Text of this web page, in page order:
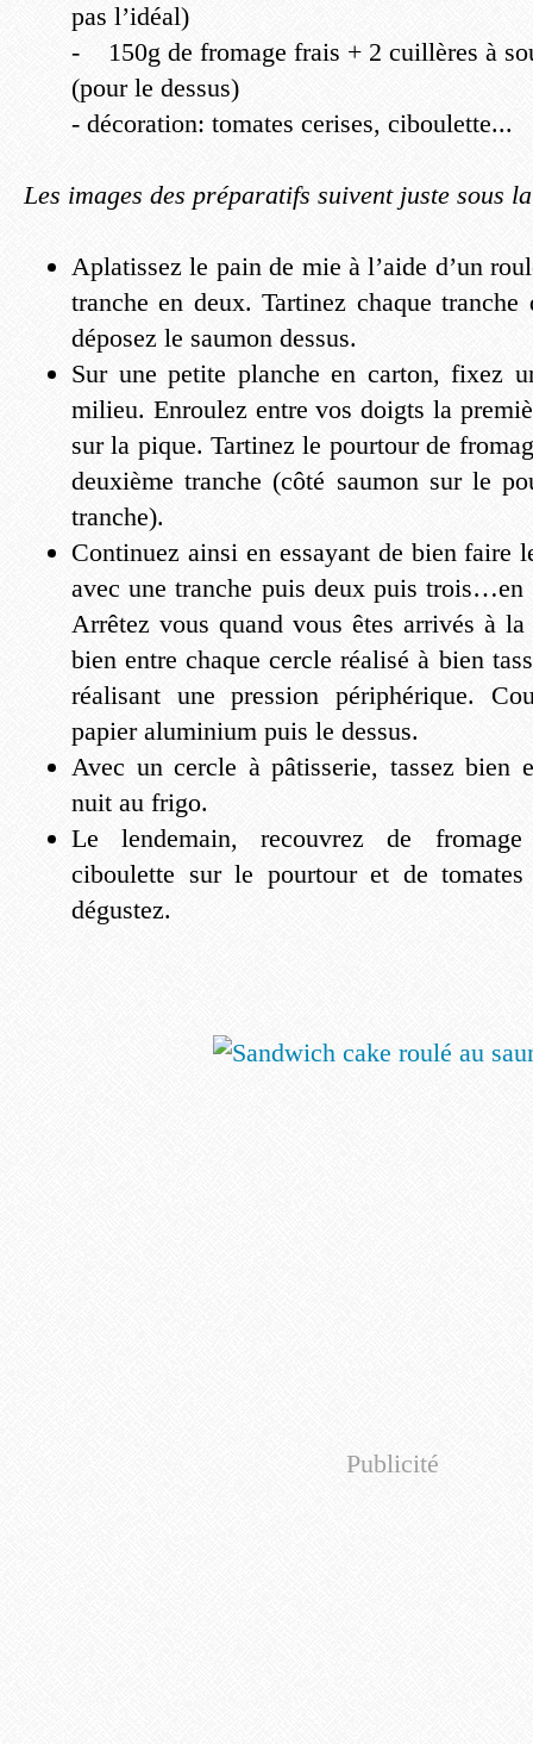
pas l’idéal)
- 150g de fromage frais + 2 cuillères à
(pour le dessus)
- décoration: tomates cerises, ciboulette...
Les images des préparatifs suivent juste sous
Aplatissez le pain de mie à l’aide d’un
tranche en deux. Tartinez chaque
déposez le saumon dessus.
Sur une petite planche en carton, fixez
milieu. Enroulez entre vos doigts la
sur la pique. Tartinez le pourtour de
deuxième tranche (côté saumon sur le
tranche).
Continuez ainsi en essayant de bien faire
avec une tranche puis deux puis
Arrêtez vous quand vous êtes arrivés à
bien entre chaque cercle réalisé à bien
réalisant une pression périphérique.
papier aluminium puis le dessus.
Avec un cercle à pâtisserie, tassez bien
nuit au frigo.
Le lendemain, recouvrez de
ciboulette sur le pourtour et de
dégustez.
Publicité